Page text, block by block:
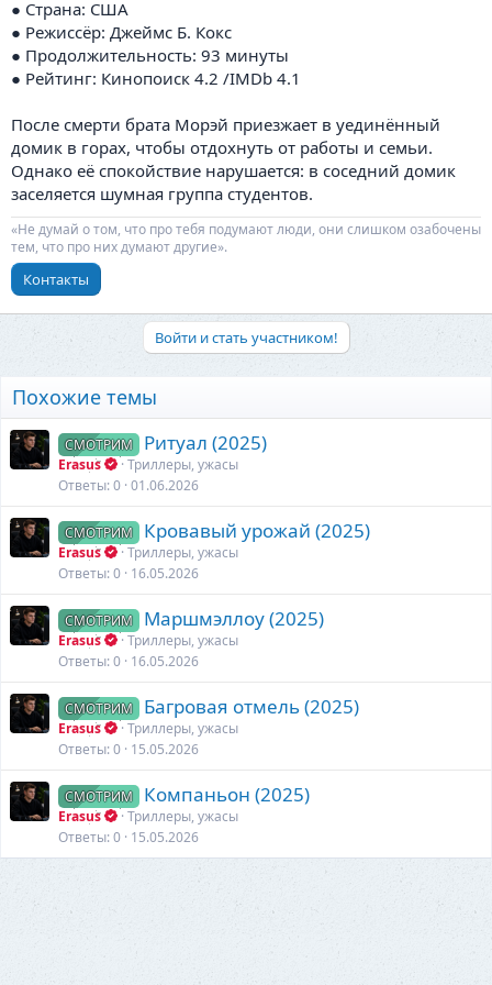
● Страна: США
● Режиссёр: Джеймс Б. Кокс
● Продолжительность: 93 минуты
● Рейтинг: Кинопоиск 4.2 /IMDb 4.1
После смерти брата Морэй приезжает в уединённый
домик в горах, чтобы отдохнуть от работы и семьи.
Однако её спокойствие нарушается: в соседний домик
заселяется шумная группа студентов.
«Не думай о том, что про тебя подумают люди, они слишком озабочены
тем, что про них думают другие».
Контакты
Войти и стать участником!
Похожие темы
СМОТРИМ Ритуал (2025)
Erasus
Триллеры, ужасы
Ответы 0 01.06.2026
СМОТРИМ Кровавый урожай (2025)
Erasus
Триллеры, ужасы
Ответы 0 16.05.2026
СМОТРИМ Маршмэллоу (2025)
Erasus
Триллеры, ужасы
Ответы 0 16.05.2026
СМОТРИМ Багровая отмель (2025)
Erasus
Триллеры, ужасы
Ответы 0 15.05.2026
СМОТРИМ Компаньон (2025)
Erasus
Триллеры, ужасы
Ответы 0 15.05.2026